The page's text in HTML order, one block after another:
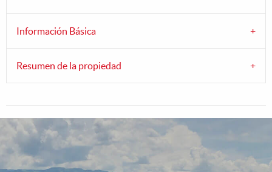
Información Básica
Resumen de la propiedad